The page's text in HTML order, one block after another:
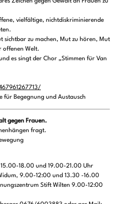
vielfältige, nichtdiskriminierende
sichtbar zu machen, Mut zu hören, Mut
offenen Welt.
es singt der Chor „Stimmen für Van
für Begegnung und Austausch
gegen Frauen.
fragt.
18.00 und 19.00-21.00 Uhr
9.00-12:00 und 13.30 -16.00
Stift Wilten 9.00-12:00